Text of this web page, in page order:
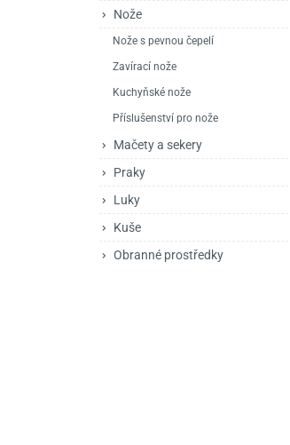
Praky
Luky
Kuše
Obranné prostředky
Nože
Nože s pevnou čepelí
Zavírací nože
Kuchyňské nože
Příslušenství pro nože
Mačety a sekery
Praky
Luky
Kuše
Obranné prostředky